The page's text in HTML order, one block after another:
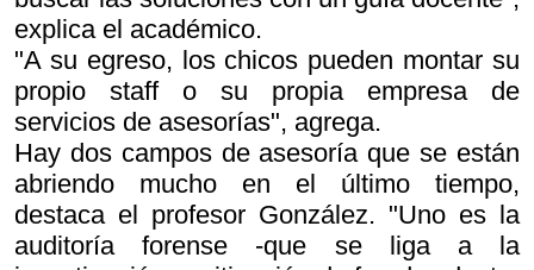
explica el académico.
"A su egreso, los chicos pueden montar su
propio staff o su propia empresa de
servicios de asesorías", agrega.
Hay dos campos de asesoría que se están
abriendo mucho en el último tiempo,
destaca el profesor González. "Uno es la
auditoría forense -que se liga a la